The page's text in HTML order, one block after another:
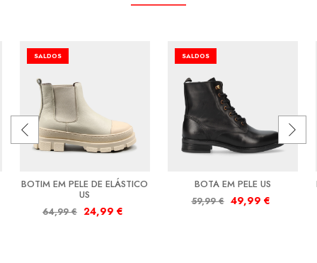
SALDOS
BOTIM EM PELE DE ELÁSTICO
US
64,99€ 24,99 €
SALDOS
BOTA EM PELE US
59,99€ 49,99 €